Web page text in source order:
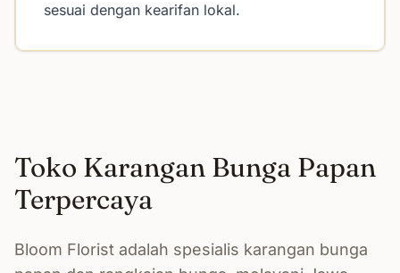
sesuai dengan kearifan lokal.
Toko Karangan Bunga Papan
Terpercaya
Bloom Florist adalah spesialis karangan bunga